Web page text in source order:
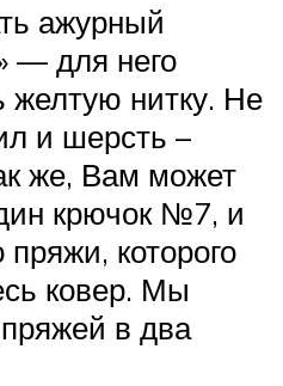
ажурный
— для него
желтую нитку. Не
и шерсть –
же, Вам может
крючок №7, и
пряжи, которого
ковер. Мы
в два